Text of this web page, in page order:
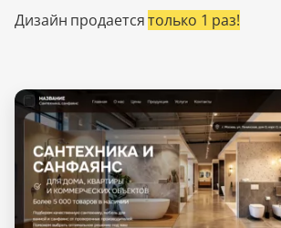
Дизайн продаетсятолько 1 раз!